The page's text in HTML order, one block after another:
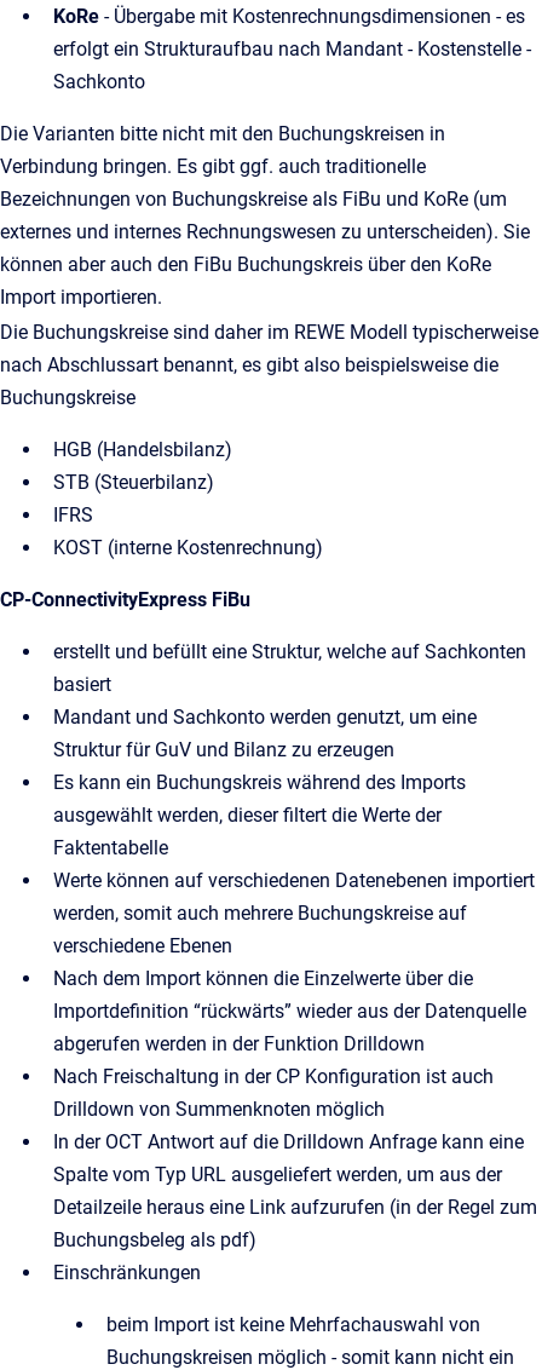
KoRe - Übergabe mit Kostenrechnungsdimensionen - es
erfolgt ein Strukturaufbau nach Mandant - Kostenstelle -
Sachkonto
Die Varianten bitte nicht mit den Buchungskreisen in
Verbindung bringen. Es gibt ggf. auch traditionelle
Bezeichnungen von Buchungskreise als FiBu und KoRe (um
externes und internes Rechnungswesen zu unterscheiden). Sie
können aber auch den FiBu Buchungskreis über den KoRe
Import importieren.
Die Buchungskreise sind daher im REWE Modell typischerweise
nach Abschlussart benannt, es gibt also beispielsweise die
Buchungskreise
HGB (Handelsbilanz)
STB (Steuerbilanz)
IFRS
KOST (interne Kostenrechnung)
CP-ConnectivityExpress FiBu
erstellt und befüllt eine Struktur, welche auf Sachkonten
basiert
Mandant und Sachkonto werden genutzt, um eine
Struktur für GuV und Bilanz zu erzeugen
Es kann ein Buchungskreis während des Imports
ausgewählt werden, dieser filtert die Werte der
Faktentabelle
Werte können auf verschiedenen Datenebenen importiert
werden, somit auch mehrere Buchungskreise auf
verschiedene Ebenen
Nach dem Import können die Einzelwerte über die
Importdefinition “rückwärts” wieder aus der Datenquelle
abgerufen werden in der Funktion Drilldown
Nach Freischaltung in der CP Konfiguration ist auch
Drilldown von Summenknoten möglich
In der OCT Antwort auf die Drilldown Anfrage kann eine
Spalte vom Typ URL ausgeliefert werden, um aus der
Detailzeile heraus eine Link aufzurufen (in der Regel zum
Buchungsbeleg als pdf)
Einschränkungen
beim Import ist keine Mehrfachauswahl von
Buchungskreisen möglich - somit kann nicht ein